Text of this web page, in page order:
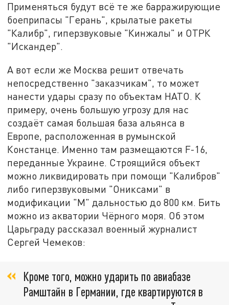
Применяться будут всё те же барражирующие
боеприпасы "Герань", крылатые ракеты
"Калибр", гиперзвуковые "Кинжалы" и ОТРК
"Искандер".
А вот если же Москва решит отвечать
непосредственно "заказчикам", то может
нанести удары сразу по объектам НАТО. К
примеру, очень большую угрозу для нас
создаёт самая большая база альянса в
Европе, расположенная в румынской
Констанце. Именно там размещаются F-16,
переданные Украине. Строящийся объект
можно ликвидировать при помощи "Калибров"
либо гиперзвуковыми "Ониксами" в
модификации "М" дальностью до 800 км. Бить
можно из акватории Чёрного моря. Об этом
Царьграду рассказал военный журналист
Сергей Чемеков:
Кроме того, можно ударить по авиабазе
Рамштайн в Германии, где квартируются в